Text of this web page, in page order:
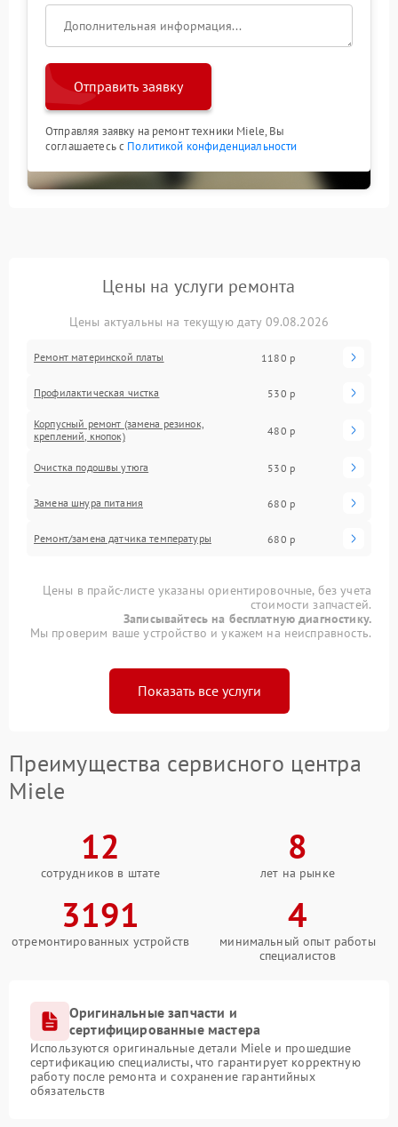
Отправить заявку
Отправляя заявку на ремонт техники Miele, Вы
соглашаетесь с Политикой конфиденциальности
Цены на услуги ремонта
Цены актуальны на текущую дату 09.08.2026
Ремонт материнской платы 1180 р
Профилактическая чистка 530 р
Корпусный ремонт (замена резинок,
креплений, кнопок)
480 р
Очистка подошвы утюга 530 р
Замена шнура питания 680 р
Ремонт/замена датчика температуры 680 р
Цены в прайс-листе указаны ориентировочные, без учета
стоимости запчастей.
Записывайтесь на бесплатную диагностику.
Мы проверим ваше устройство и укажем на неисправность.
Показать все услуги
Преимущества сервисного центра
Miele
12
сотрудников в штате
8
лет на рынке
3191
отремонтированных устройств
4
минимальный опыт работы
специалистов
Оригинальные запчасти и
сертифицированные мастера
Используются оригинальные детали Miele и прошедшие
сертификацию специалисты, что гарантирует корректную
работу после ремонта и сохранение гарантийных
обязательств